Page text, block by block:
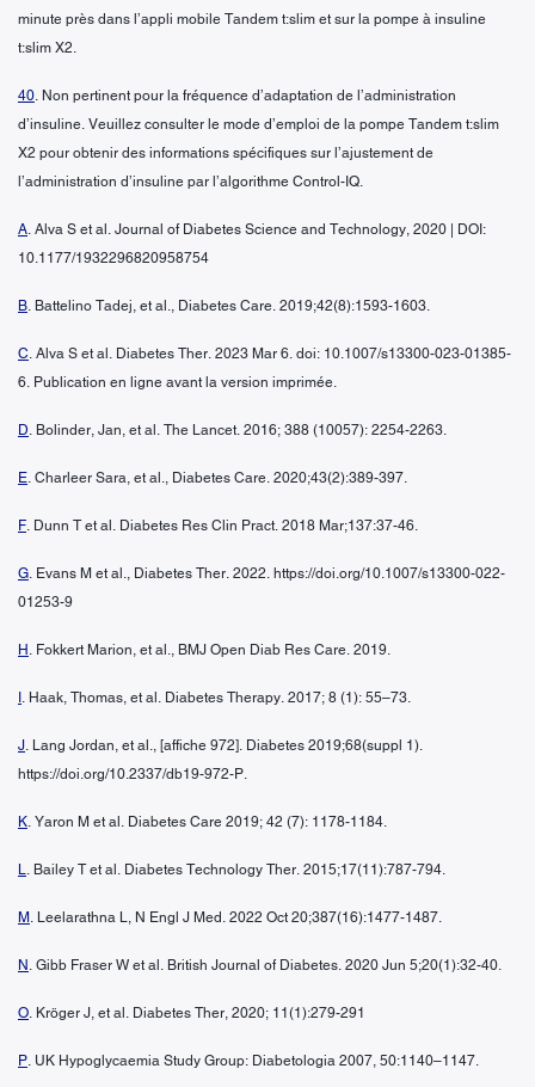
minute près dans l’appli mobile Tandem t:slim et sur la pompe à insuline
t:slim X2.
40. Non pertinent pour la fréquence d’adaptation de l’administration
d’insuline. Veuillez consulter le mode d’emploi de la pompe Tandem t:slim
X2 pour obtenir des informations spécifiques sur l’ajustement de
l’administration d’insuline par l’algorithme Control-IQ.
A. Alva S et al. Journal of Diabetes Science and Technology, 2020 | DOI:
10.1177/1932296820958754
B. Battelino Tadej, et al., Diabetes Care. 2019;42(8):1593-1603.
C. Alva S et al. Diabetes Ther. 2023 Mar 6. doi: 10.1007/s13300-023-01385-
6. Publication en ligne avant la version imprimée.
D. Bolinder, Jan, et al. The Lancet. 2016; 388 (10057): 2254-2263.
E. Charleer Sara, et al., Diabetes Care. 2020;43(2):389-397.
F. Dunn T et al. Diabetes Res Clin Pract. 2018 Mar;137:37-46.
G. Evans M et al., Diabetes Ther. 2022. https://doi.org/10.1007/s13300-022-
01253-9
H . Fokkert Marion, et al., BMJ Open Diab Res Care. 2019.
. Haak, Thomas, et al. Diabetes Therapy. 2017; 8 (1): 55–73.
J. Lang Jordan, et al., [affiche 972]. Diabetes 2019;68(suppl 1).
https://doi.org/10.2337/db19-972-P.
K. Yaron M et al. Diabetes Care 2019; 42 (7): 1178-1184.
L. Bailey T et al. Diabetes Technology Ther. 2015;17(11):787-794.
M . Leelarathna L, N Engl J Med. 2022 Oct 20;387(16):1477-1487.
N . Gibb Fraser W et al. British Journal of Diabetes. 2020 Jun 5;20(1):32-40.
O. Kröger J, et al. Diabetes Ther, 2020; 11(1):279-291
P. UK Hypoglycaemia Study Group: Diabetologia 2007, 50:1140–1147.